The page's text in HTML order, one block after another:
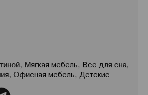
Мягкая мебель, Все для сна,
Офисная мебель, Детские